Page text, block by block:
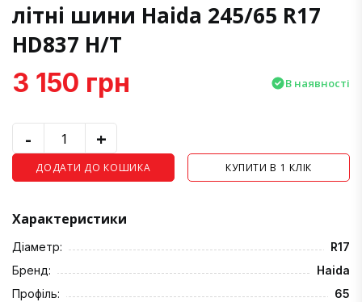
літні шини Haida 245/65 R17
HD837 H/T
3 150 грн В наявності
- +
ДОДАТИ ДО КОШИКА КУПИТИ В 1 КЛІК
Характеристики
Діаметр:
R17
Бренд:
Haida
Профіль:
65